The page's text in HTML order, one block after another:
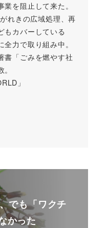
を阻止して来た。
れきの広域処理、再
もカバーしている
力で取り組み中。
書「ごみを燃やす社
」
でも「ワクチ
かった